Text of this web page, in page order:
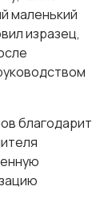
маленький
изразец,
благодарит